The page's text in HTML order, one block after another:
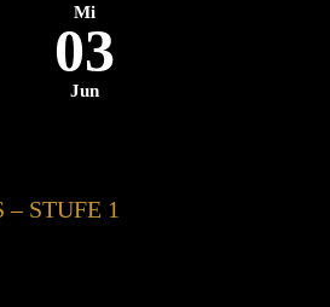
Mi
03
Jun
STUFE 1